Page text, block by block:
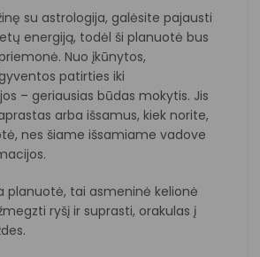
su astrologija, galėsite pajausti
energiją, todėl ši planuotė bus
Nuo įkūnytos,
patirties iki
– geriausias būdas mokytis. Jis
arba išsamus, kiek norite,
nes šiame išsamiame vadove
planuotė, tai asmeninė kelionė
ryšį ir suprasti, orakulas į